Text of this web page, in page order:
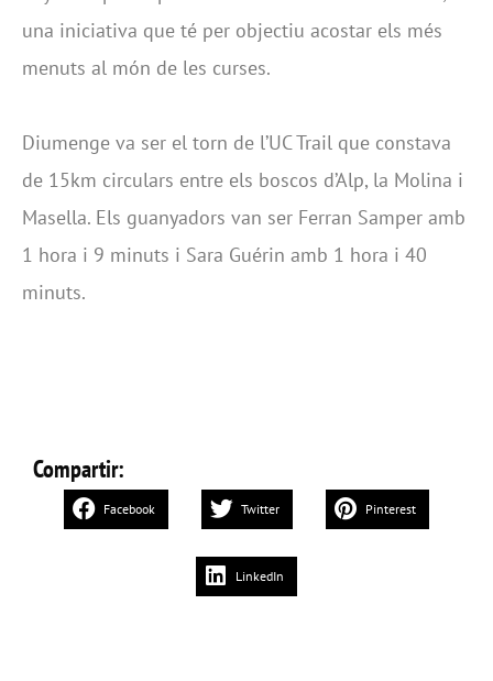
una iniciativa que té per objectiu acostar els més
menuts al món de les curses.
Diumenge va ser el torn de l’UC Trail que constava
de 15km circulars entre els boscos d’Alp, la Molina i
Masella. Els guanyadors van ser Ferran Samper amb
1 hora i 9 minuts i Sara Guérin amb 1 hora i 40
minuts.
Compartir:
Facebook Twitter Pinterest
LinkedIn